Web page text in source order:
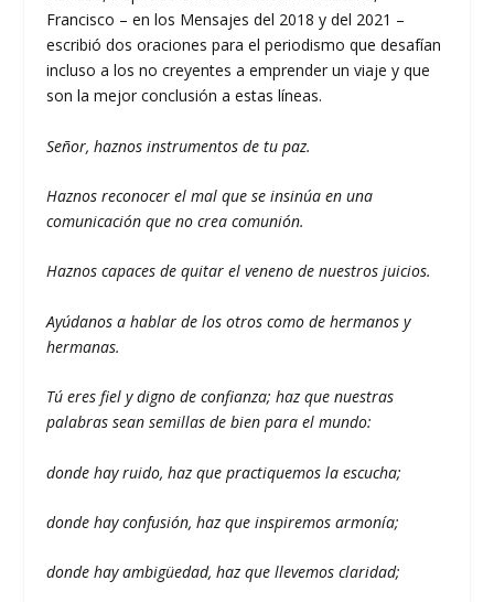
Francisco – en los Mensajes del 2018 y del 2021 –
escribió dos oraciones para el periodismo que desafían
incluso a los no creyentes a emprender un viaje y que
son la mejor conclusión a estas líneas.
Señor, haznos instrumentos de tu paz.
Haznos reconocer el mal que se insinúa en una
comunicación que no crea comunión.
Haznos capaces de quitar el veneno de nuestros juicios.
Ayúdanos a hablar de los otros como de hermanos y
hermanas.
Tú eres fiel y digno de confianza; haz que nuestras
palabras sean semillas de bien para el mundo:
donde hay ruido, haz que practiquemos la escucha;
donde hay confusión, haz que inspiremos armonía;
donde hay ambigüedad, haz que llevemos claridad;